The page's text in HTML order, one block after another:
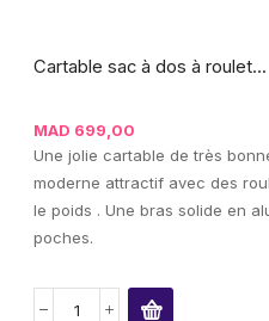
Cartable sac à dos à roulet...
MAD 699,00
Une jolie cartable de très
moderne attractif avec des
le poids . Une bras solide en
poches.